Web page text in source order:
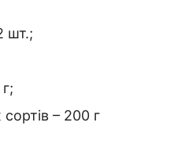
шт.;
– 200 г